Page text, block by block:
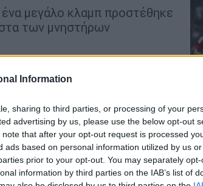
Information
sharing to third parties, or processing of your
advertising by us, please use the below opt-out
that after your opt-out request is processed
ads based on personal information utilized by us
prior to your opt-out. You may separately
information by third parties on the IAB’s list of
μεγάλο κλαμπ προστέθηκε
των μνηστήρων
|24.08.2023 12:21
ελληνική μάχη σε Europa
League: Για το
βήμα πρόκρισης στους
ο Ολυμπιακός και ο ΠΑΟΚ